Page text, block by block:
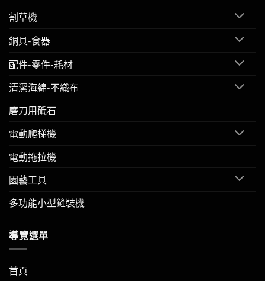
割草機
銅具-食器
配件-零件-耗材
清潔海綿-不織布
磨刀用砥石
電動爬梯機
電動拖拉機
園藝工具
多功能小型鏟裝機
導覽選單
首頁